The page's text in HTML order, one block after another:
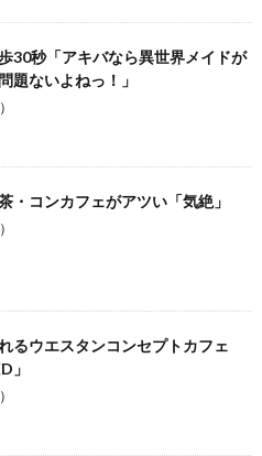
30秒「アキバなら異世界メイドが
題ないよねっ！」
・コンカフェがアツい「気絶」
るウエスタンコンセプトカフェ
」